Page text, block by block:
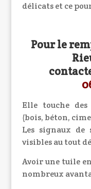
délicats et ce
Pour le
Elle touche
(bois, béton,
Les signaux de
visibles au tout
Avoir une tuile
nombreux